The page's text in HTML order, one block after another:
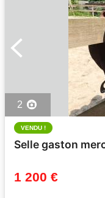
2
VENDU !
Selle gaston
1 200 €